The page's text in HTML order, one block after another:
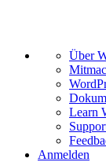
Über
WordPress
Über
Learn
Anmelden